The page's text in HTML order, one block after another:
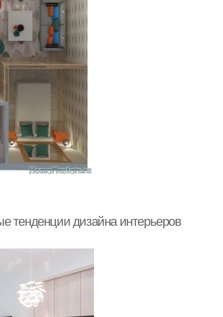
тенденции дизайна интерьеров